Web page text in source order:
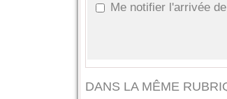
Me notifier l'arrivée
DANS LA MÊME